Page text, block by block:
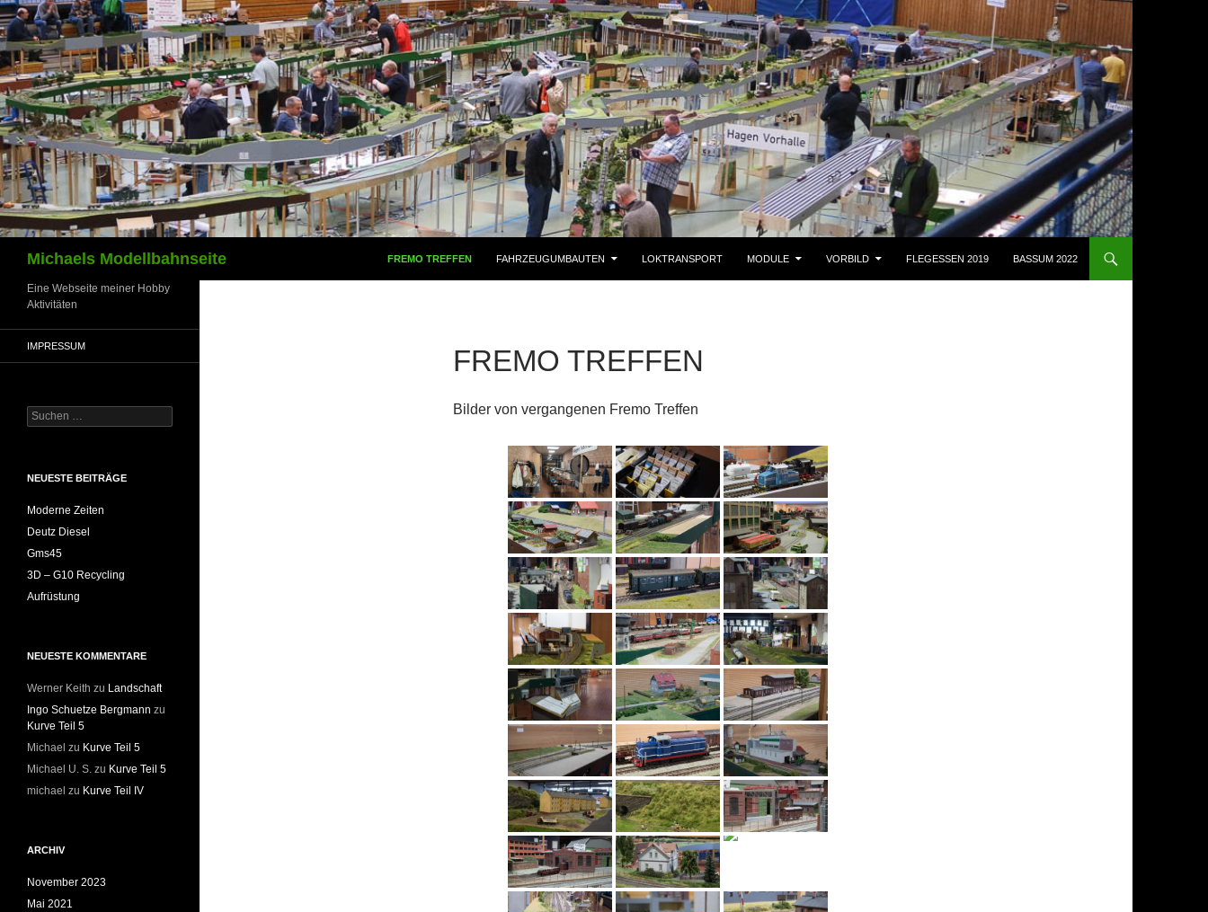
Zum
Inhalt
springen
Michaels Modellbahnseite FREMO TREFFEN FAHRZEUGUMBAUTEN LOKTRANSPORT MODULE VORBILD FLEGESSEN 2019 BASSUM 2022
FREMO TREFFEN
Bilder von vergangenen Fremo Treffen
Eine Webseite meiner Hobby
Aktivitäten
IMPRESSUM
Suchen
nach:
NEUESTE BEITRÄGE
Moderne Zeiten
Deutz Diesel
Gms45
3D – G10 Recycling
Aufrüstung
NEUESTE KOMMENTARE
Werner Keith zu Landschaft
Ingo Schuetze Bergmann zu
Kurve Teil 5
Michael zu Kurve Teil 5
Michael U. S. zu Kurve Teil 5
michael zu Kurve Teil IV
ARCHIV
November 2023
Mai 2021